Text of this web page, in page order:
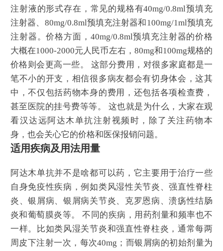
注射液的形式存在，常见的规格有40mg/0.8ml预填充
注射器、80mg/0.8ml预填充注射器和100mg/1ml预填充
注射器。价格方面，40mg/0.8ml预填充注射器的价格
大概在1000-2000元人民币左右，80mg和100mg规格的
价格则会更高一些。 这部分费用，对很多家庭都是一
笔不小的开支，相信很多病友都会有切身体会，这其
中，不仅包括药物本身的费用，还包括各项检查费，
甚至医院的挂号费等等。 这也就是为什么，大家在观
看汉达远阿达木单抗注射视频时，除了关注药物本
身，也会关心它的价格和医保报销问题。
适用疾病及用法用量
阿达木单抗并不是啥都可以药，它主要用于治疗一些
自身免疫性疾病，例如类风湿性关节炎、强直性脊柱
炎、银屑病、银屑病关节炎、克罗恩病、溃疡性结肠
炎和葡萄膜炎等。 不同的疾病，用药剂量和频率也不
一样。比如类风湿关节炎和强直性脊柱炎，通常每两
周皮下注射一次，每次40mg；而银屑病的初始剂量为